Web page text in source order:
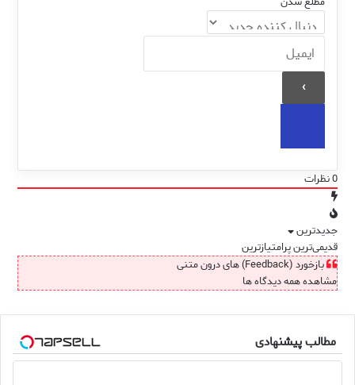
0نظرات
جدیدترین
قدیمی‌ترینپرامتیازترین
بازخورد (Feedback) های درون متنی
مشاهده همه دیدگاه ها
مطالب پیشنهادی